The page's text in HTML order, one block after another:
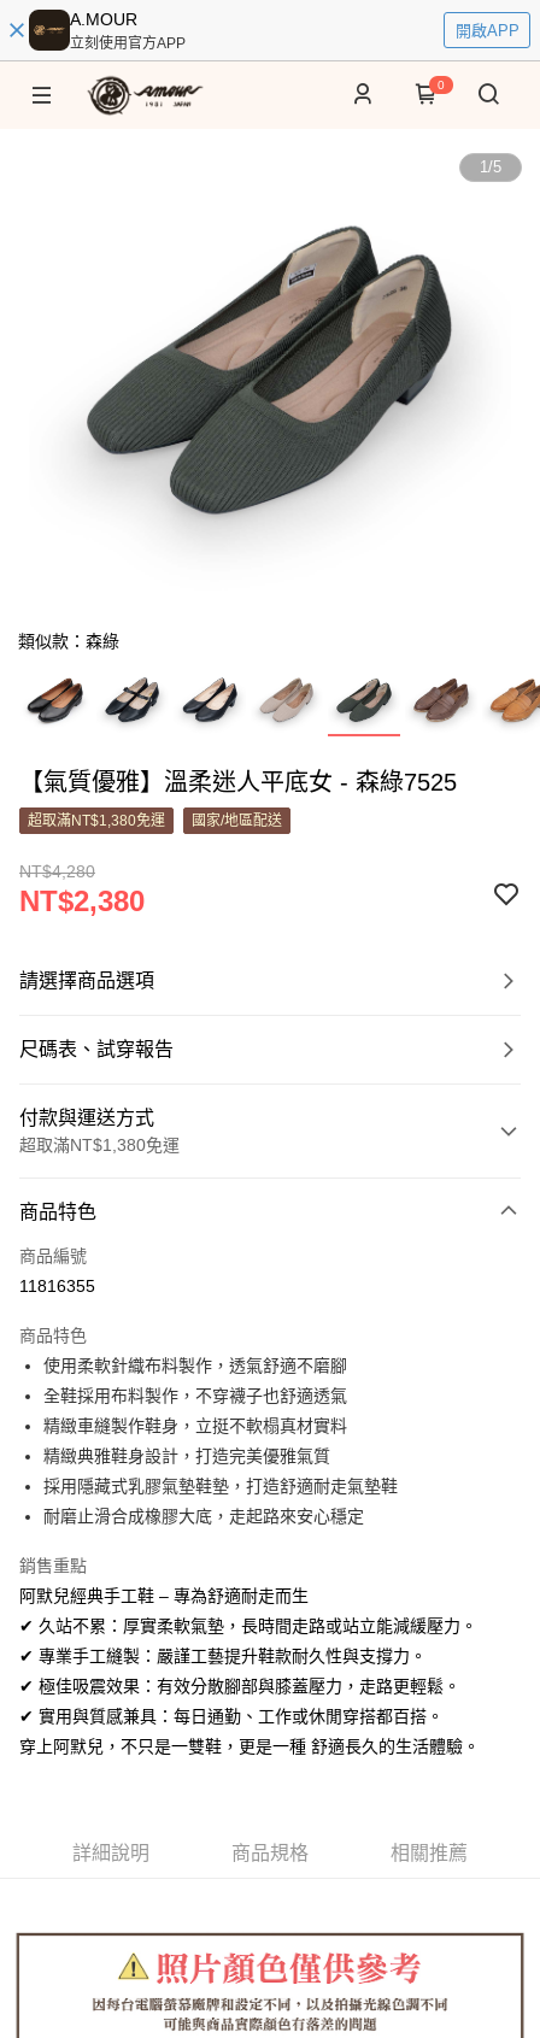
A.MOUR
立刻使用官方APP
開啟APP
0
1/5
類似款：森綠
【氣質優雅】溫柔迷人平底女 - 森綠7525
超取滿NT$1,380免運 國家/地區配送
NT$4,280
NT$2,380
請選擇商品選項
尺碼表、試穿報告
付款與運送方式
超取滿NT$1,380免運
信用卡一次付款
信用卡分期付款
合作金庫商業銀行
華南商業銀行
彰化商業銀行
上海商業儲蓄銀行
台北富邦商業銀行
國泰世華商業銀行
兆豐國際商業銀行
臺灣中小企業銀行
台中商業銀行
匯豐（台灣）商業銀行
華泰商業銀行
聯邦商業銀行
遠東國際商業銀行
元大商業銀行
永豐商業銀行
台新國際商業銀行
台灣樂天信用卡公司
超商取貨付款
LINE Pay
Apple Pay
街口支付
Google Pay
全盈+PAY
AFTEE先享後付
相關說明
【關於「AFTEE先享後付」】
AFTEE先享後付是「在收到商品之後才付款」的支付方式。 讓您購物簡單
２．訂單成立數日內，您將收到繳費通知簡訊。
３．收到繳費通知簡訊後14天內，點擊此簡訊中的連結，可透過四大超商／
ATM／網路銀行／等多元方式進行付款，方視為交易完成。
※ 請注意：結帳手續完成當下不需立刻繳費，但若您需要取消訂單，請聯絡
購買商品的店家。未經商家同意取消之訂單仍視為有效，需透過AFTEE先享
ATM付款
全家取貨付款
每筆NT$60，滿NT$1,380(含以上)免運費
7-11取貨付款
每筆NT$60，滿NT$1,380(含以上)免運費
商品特色
商品編號
11816355
商品特色
使用柔軟針織布料製作，透氣舒適不磨腳
全鞋採用布料製作，不穿襪子也舒適透氣
精緻車縫製作鞋身，立挺不軟榻真材實料
精緻典雅鞋身設計，打造完美優雅氣質
採用隱藏式乳膠氣墊鞋墊，打造舒適耐走氣墊鞋
耐磨止滑合成橡膠大底，走起路來安心穩定
銷售重點
阿默兒經典手工鞋 – 專為舒適耐走而生
✔ 久站不累：厚實柔軟氣墊，長時間走路或站立能減緩壓力。
✔ 專業手工縫製：嚴謹工藝提升鞋款耐久性與支撐力。
✔ 極佳吸震效果：有效分散腳部與膝蓋壓力，走路更輕鬆。
✔ 實用與質感兼具：每日通勤、工作或休閒穿搭都百搭。
穿上阿默兒，不只是一雙鞋，更是一種 舒適長久的生活體驗。
詳細說明 商品規格 相關推薦